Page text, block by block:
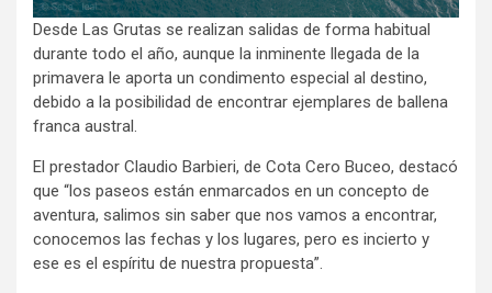
Desde Las Grutas se realizan salidas de forma habitual
durante todo el año, aunque la inminente llegada de la
primavera le aporta un condimento especial al destino,
debido a la posibilidad de encontrar ejemplares de ballena
franca austral.
El prestador Claudio Barbieri, de Cota Cero Buceo, destacó
que “los paseos están enmarcados en un concepto de
aventura, salimos sin saber que nos vamos a encontrar,
conocemos las fechas y los lugares, pero es incierto y
ese es el espíritu de nuestra propuesta”.